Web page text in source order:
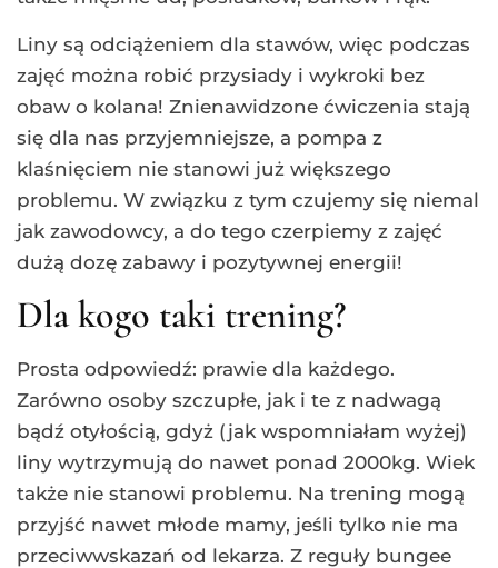
Liny są odciążeniem dla stawów, więc podczas
zajęć można robić przysiady i wykroki bez
obaw o kolana! Znienawidzone ćwiczenia stają
się dla nas przyjemniejsze, a pompa z
klaśnięciem nie stanowi już większego
problemu. W związku z tym czujemy się niemal
jak zawodowcy, a do tego czerpiemy z zajęć
dużą dozę zabawy i pozytywnej energii!
Dla kogo taki trening?
Prosta odpowiedź: prawie dla każdego.
Zarówno osoby szczupłe, jak i te z nadwagą
bądź otyłością, gdyż (jak wspomniałam wyżej)
liny wytrzymują do nawet ponad 2000kg. Wiek
także nie stanowi problemu. Na trening mogą
przyjść nawet młode mamy, jeśli tylko nie ma
przeciwwskazań od lekarza. Z reguły bungee